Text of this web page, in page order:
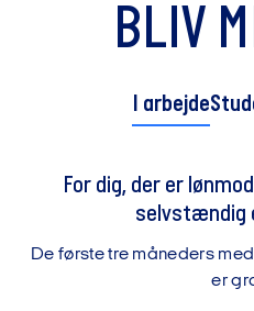
BLIV
I arbejde
For dig, der er
selvstændig
De første tre måneders
er